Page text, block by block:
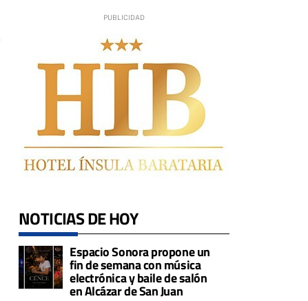
NOTICIAS DE HOY
Espacio Sonora propone un
fin de semana con música
electrónica y baile de salón
en Alcázar de San Juan